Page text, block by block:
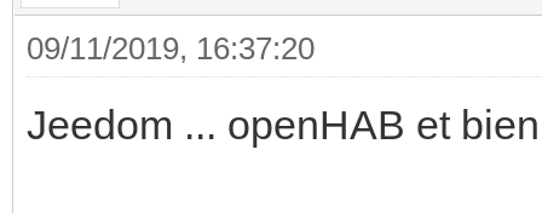
09/11/2019, 16:37:20
Jeedom ... openHAB et